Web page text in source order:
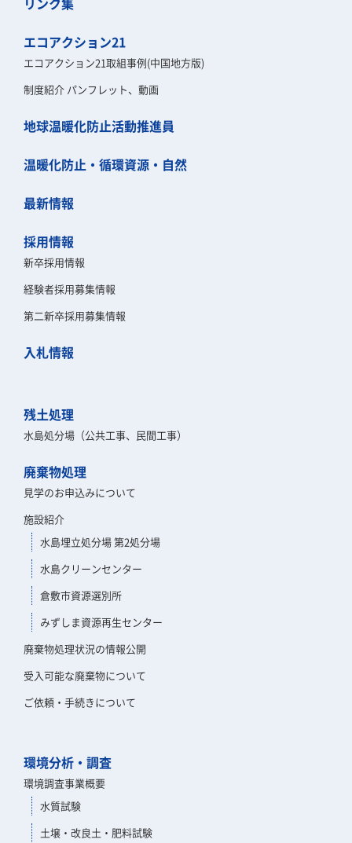
エコアクション21
エコアクション21取組事例(中国地方版)
制度紹介 パンフレット、動画
地球温暖化防止活動推進員
温暖化防止・循環資源・自然
最新情報
採用情報
新卒採用情報
経験者採用募集情報
第二新卒採用募集情報
入札情報
残土処理
水島処分場（公共工事、民間工事）
廃棄物処理
見学のお申込みについて
施設紹介
水島埋立処分場 第2処分場
水島クリーンセンター
倉敷市資源選別所
みずしま資源再生センター
廃棄物処理状況の情報公開
受入可能な廃棄物について
ご依頼・手続きについて
環境分析・調査
環境調査事業概要
水質試験
土壌・改良土・肥料試験